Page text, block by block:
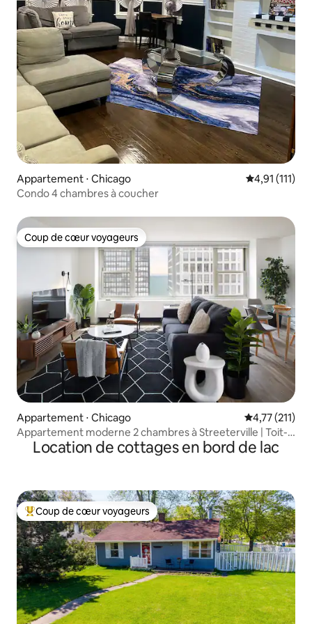
Appartement ⋅ Chicago Évaluation
4,91 (111)
Condo 4 chambres à coucher
Coup de cœur voyageurs
Coup de cœur voyageurs
Appartement ⋅ Chicago Évaluation
4,77 (211)
Appartement moderne 2 chambres à Streeterville | Toit-
terrasse | L
Location de cottages en bord de lac
Coups de cœur voyageurs les plus appréciés
Coup de cœur voyageurs